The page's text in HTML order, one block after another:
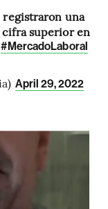
registraron una
cifra superior en
#MercadoLaboral
April 29, 2022